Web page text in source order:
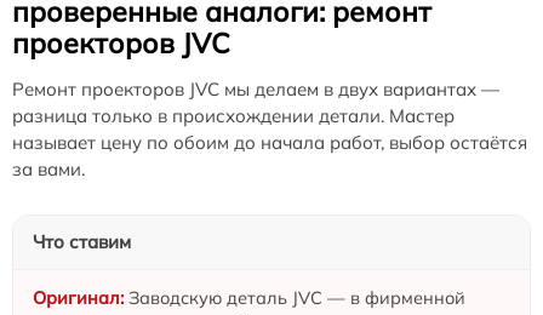
проверенные аналоги: ремонт
проекторов JVC
Ремонт проекторов JVC мы делаем в двух вариантах —
разница только в происхождении детали. Мастер
называет цену по обоим до начала работ, выбор остаётся
за вами.
Что ставим
Заводскую деталь JVC — в фирменной